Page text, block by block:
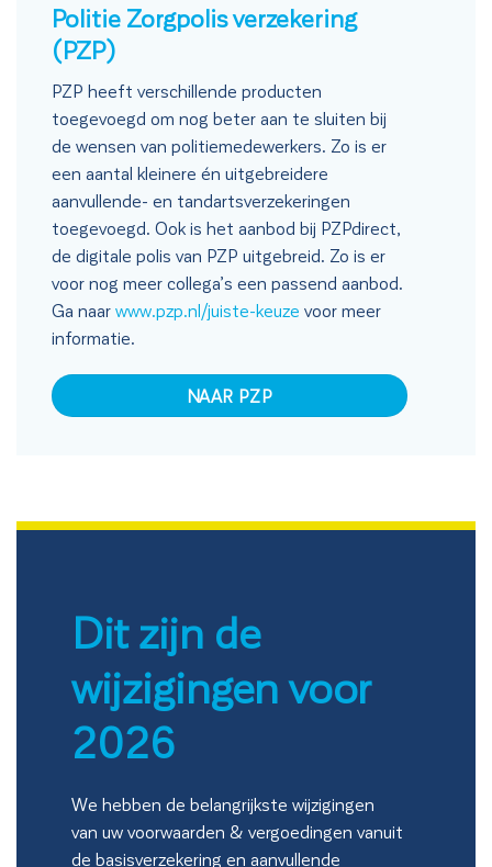
Politie Zorgpolis verzekering
(PZP)
PZP heeft verschillende producten
toegevoegd om nog beter aan te sluiten bij
de wensen van politiemedewerkers. Zo is er
een aantal kleinere én uitgebreidere
aanvullende- en tandartsverzekeringen
toegevoegd. Ook is het aanbod bij PZPdirect,
de digitale polis van PZP uitgebreid. Zo is er
voor nog meer collega’s een passend aanbod.
Ga naar www.pzp.nl/juiste-keuze voor meer
informatie.
NAAR PZP
Dit zijn de
wijzigingen voor
2026
We hebben de belangrijkste wijzigingen
van uw voorwaarden & vergoedingen vanuit
de basisverzekering en aanvullende